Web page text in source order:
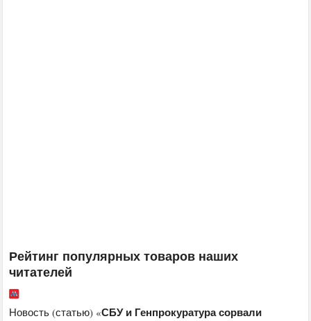
Рейтинг популярных товаров наших
читателей
Новость (статью) «СБУ и Генпрокуратура сорвали